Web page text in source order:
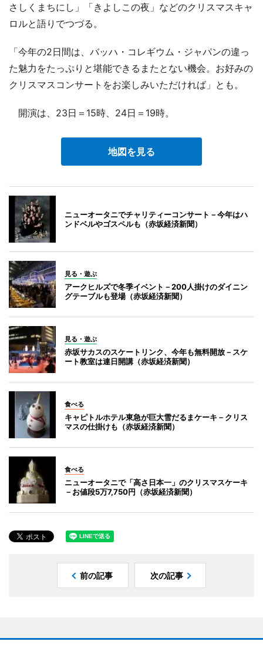
さしくまちにし」「きよしこの夜」などのクリスマスキャ
ロルと語りでつづる。
「今年の2日間は、バッハ・コレギウム・ジャパンの違っ
た魅力をたっぷりと堪能できるまたとない機会。お好みの
クリスマスコンサートをお楽しみいただければ」とも。
開演は、23日＝15時、24日＝19時。
地図を見る
ニューオータニでチャリティーコンサート－今年はハ
ンドベルやゴスペルも（赤坂経済新聞）
見る・遊ぶ
アークヒルズで冬季イベント－200人掛けのダイニン
グテーブルも登場（赤坂経済新聞）
見る・遊ぶ
赤坂サカスのスケートリンク、今年も無料開放－スケ
ート教室は連日開講（赤坂経済新聞）
食べる
キャピトルホテル東急が巨大雪だるまケーキ－クリス
マスの仕掛けも（赤坂経済新聞）
食べる
ニューオータニで「高さ日本一」のクリスマスケーキ
－お値段5万7,750円（赤坂経済新聞）
前の記事 次の記事